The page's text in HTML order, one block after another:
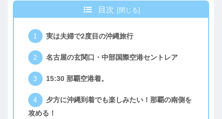
目次
実は夫婦で2度目の沖縄旅行
名古屋の玄関口・中部国際空港セントレア
15:30 那覇空港着。
夕方に沖縄到着でも楽しみたい！那覇の南側を
攻める！